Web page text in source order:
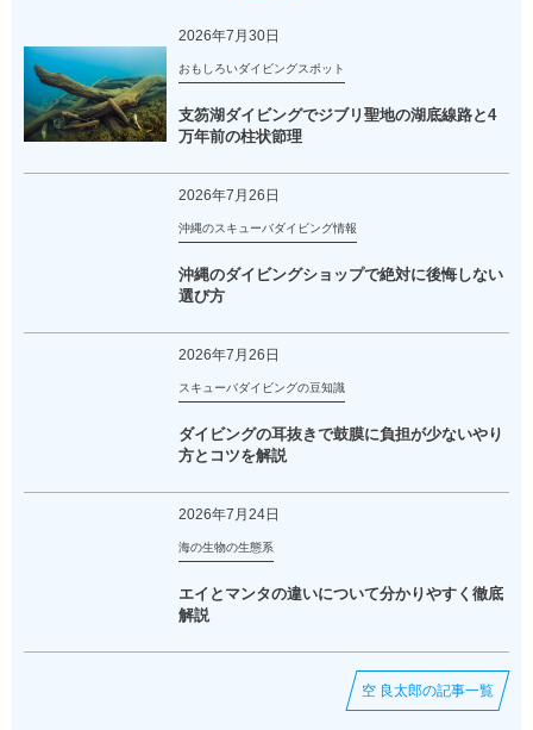
2026年7月30日
おもしろいダイビングスポット
支笏湖ダイビングでジブリ聖地の湖底線路と4
万年前の柱状節理
2026年7月26日
沖縄のスキューバダイビング情報
沖縄のダイビングショップで絶対に後悔しない
選び方
2026年7月26日
スキューバダイビングの豆知識
ダイビングの耳抜きで鼓膜に負担が少ないやり
方とコツを解説
2026年7月24日
海の生物の生態系
エイとマンタの違いについて分かりやすく徹底
解説
空 良太郎の記事一覧